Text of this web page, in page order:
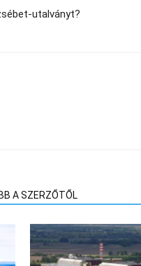
utalványt?
A SZERZŐTŐL